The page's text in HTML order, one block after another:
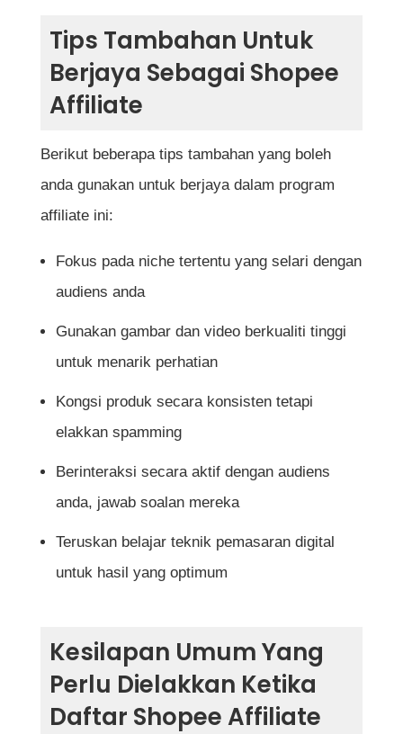
Tips Tambahan Untuk
Berjaya Sebagai Shopee
Affiliate
Berikut beberapa tips tambahan yang boleh
anda gunakan untuk berjaya dalam program
affiliate ini:
Fokus pada niche tertentu yang selari dengan
audiens anda
Gunakan gambar dan video berkualiti tinggi
untuk menarik perhatian
Kongsi produk secara konsisten tetapi
elakkan spamming
Berinteraksi secara aktif dengan audiens
anda, jawab soalan mereka
Teruskan belajar teknik pemasaran digital
untuk hasil yang optimum
Kesilapan Umum Yang
Perlu Dielakkan Ketika
Daftar Shopee Affiliate